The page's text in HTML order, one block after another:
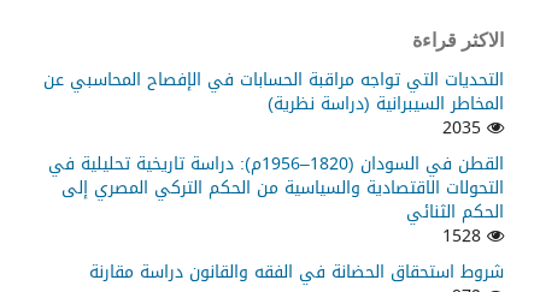
الاكثر قراءة
التحديات التي تواجه مراقبة الحسابات في الإفصاح المحاسبي عن
المخاطر السيبرانية (دراسة نظرية)
القطن في السودان (1820–1956م): دراسة تاريخية تحليلية في
التحولات الاقتصادية والسياسية من الحكم التركي المصري إلى
الحكم الثنائي
شروط استحقاق الحضانة في الفقه والقانون دراسة مقارنة